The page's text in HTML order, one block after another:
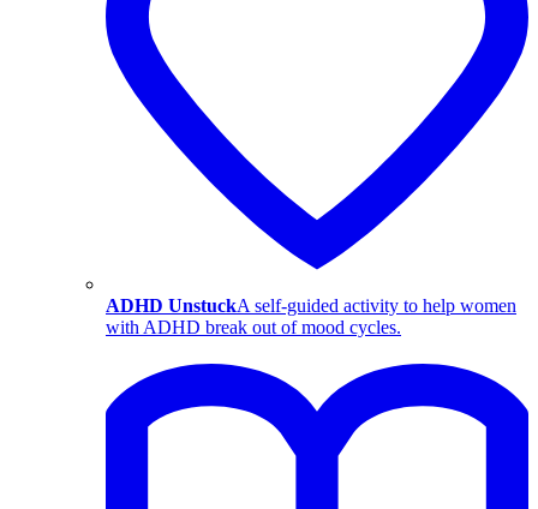
ADHD UnstuckA self-guided activity to help women
with ADHD break out of mood cycles.